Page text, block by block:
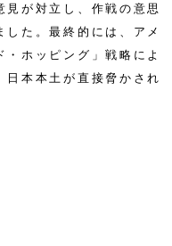
が対立し、作戦の意思
た。最終的には、アメ
ホッピング」戦略によ
日本本土が直接脅かされ